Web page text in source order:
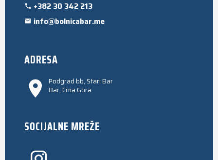
+382 30 342 213
info@bolnicabar.me
ADRESA
Podgrad bb, Stari Bar
Bar, Crna Gora
SOCIJALNE MREŽE